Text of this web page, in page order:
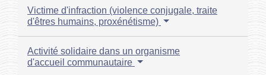
Victime d'infraction (violence conjugale, traite
d'êtres humains, proxénétisme)
Activité solidaire dans un organisme
d'accueil communautaire